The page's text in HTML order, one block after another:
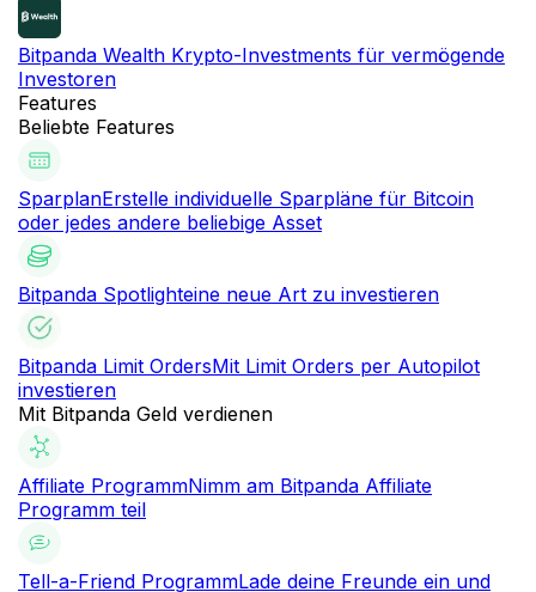
Bitpanda Wealth Krypto-Investments für vermögende
Investoren
Features
Beliebte Features
SparplanErstelle individuelle Sparpläne für Bitcoin
oder jedes andere beliebige Asset
Bitpanda Spotlighteine neue Art zu investieren
Bitpanda Limit OrdersMit Limit Orders per Autopilot
investieren
Mit Bitpanda Geld verdienen
Affiliate ProgrammNimm am Bitpanda Affiliate
Programm teil
Tell-a-Friend ProgrammLade deine Freunde ein und